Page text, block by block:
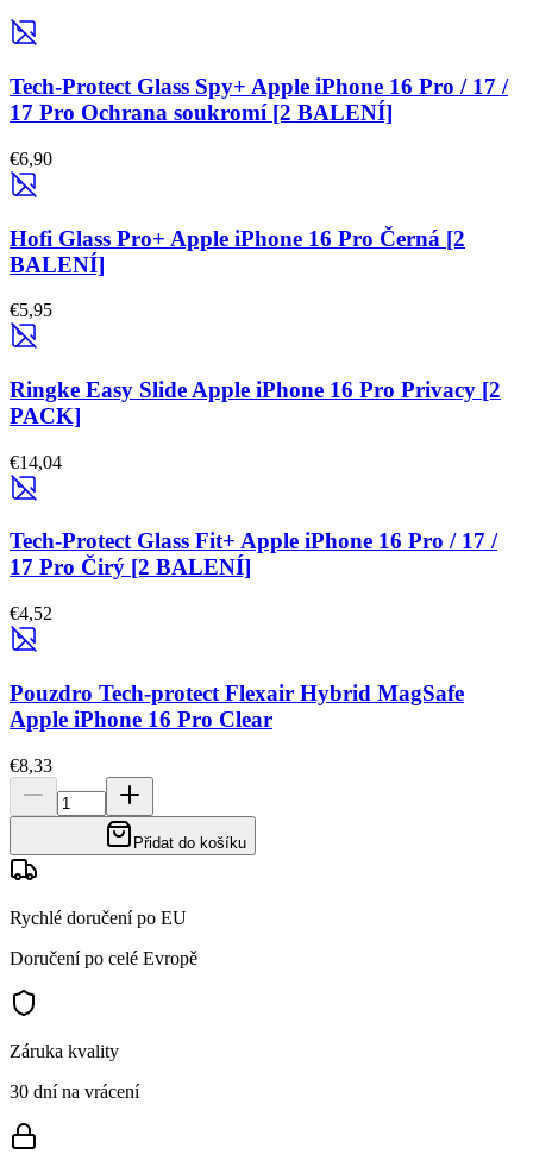
Tech-Protect Glass Spy+ Apple iPhone 16 Pro / 17 /
17 Pro Ochrana soukromí [2 BALENÍ]
€6,90
Hofi Glass Pro+ Apple iPhone 16 Pro Černá [2
BALENÍ]
€5,95
Ringke Easy Slide Apple iPhone 16 Pro Privacy [2
PACK]
€14,04
Tech-Protect Glass Fit+ Apple iPhone 16 Pro / 17 /
17 Pro Čirý [2 BALENÍ]
€4,52
Pouzdro Tech-protect Flexair Hybrid MagSafe
Apple iPhone 16 Pro Clear
€8,33
Přidat do košíku
Rychlé doručení po EU
Doručení po celé Evropě
Záruka kvality
30 dní na vrácení